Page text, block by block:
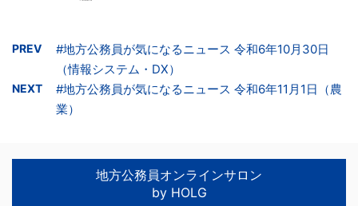
PREV
#地方公務員が気になるニュース 令和6年10月30日
（情報システム・DX）
NEXT
#地方公務員が気になるニュース 令和6年11月1日（農
業）
地方公務員オンラインサロン
by HOLG